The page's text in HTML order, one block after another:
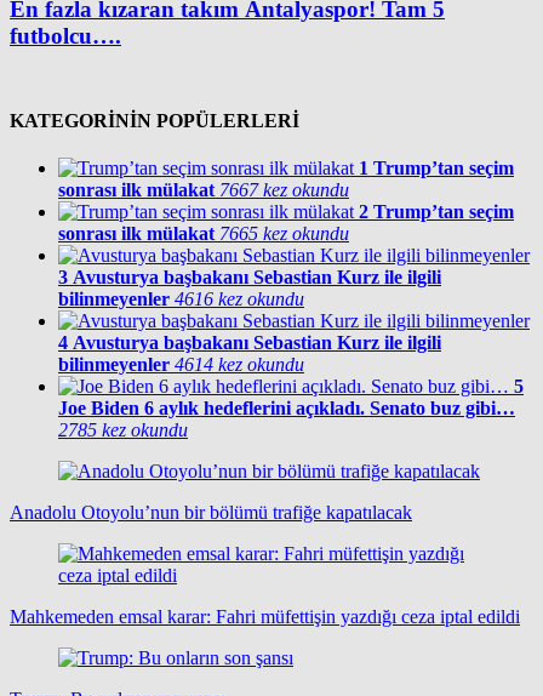
En fazla kızaran takım Antalyaspor! Tam 5
futbolcu….
KATEGORİNİN POPÜLERLERİ
1 Trump’tan seçim
sonrası ilk mülakat 7667 kez okundu
2 Trump’tan seçim
sonrası ilk mülakat 7665 kez okundu
3 Avusturya başbakanı Sebastian Kurz ile ilgili
bilinmeyenler 4616 kez okundu
4 Avusturya başbakanı Sebastian Kurz ile ilgili
bilinmeyenler 4614 kez okundu
5
Joe Biden 6 aylık hedeflerini açıkladı. Senato buz gibi…
2785 kez okundu
Anadolu Otoyolu’nun bir bölümü trafiğe kapatılacak
Mahkemeden emsal karar: Fahri müfettişin yazdığı ceza iptal edildi